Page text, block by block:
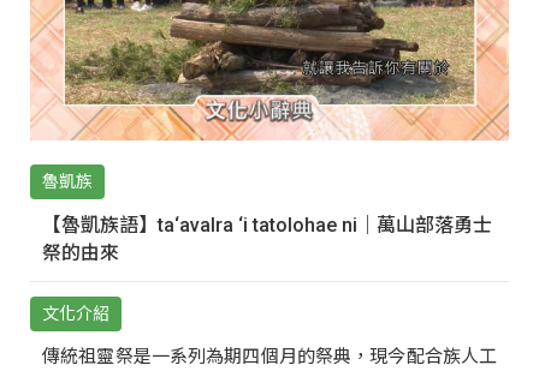
魯凱族
【魯凱族語】ta‘avalra ‘i tatolohae ni｜萬山部落勇士
祭的由來
文化介紹
傳統祖靈祭是一系列為期四個月的祭典，現今配合族人工